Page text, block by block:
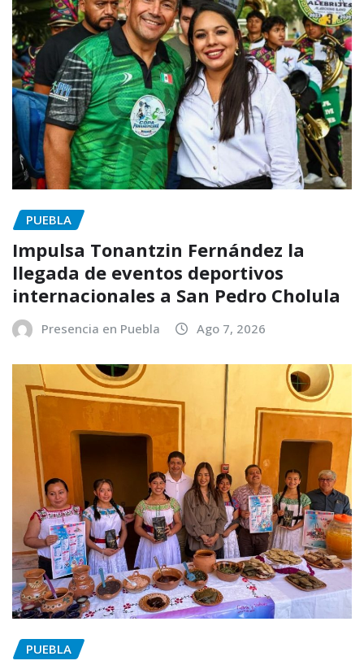
PUEBLA
Impulsa Tonantzin Fernández la
llegada de eventos deportivos
internacionales a San Pedro Cholula
Presencia en Puebla Ago 7, 2026
PUEBLA